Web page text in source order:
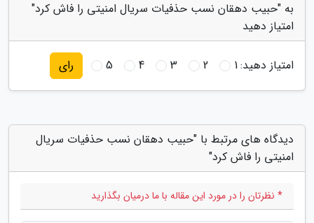
به "حبیب دهقان نسب حذفیات سریال امنیتی را فاش کرد"
امتیاز دهید
امتیاز دهید:1
2
3
4
5 رای
دیدگاه های مرتبط با "حبیب دهقان نسب حذفیات سریال
امنیتی را فاش کرد"
* نظرتان را در مورد این مقاله با ما درمیان بگذارید